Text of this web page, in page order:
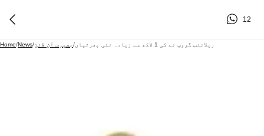
12
Home/News/بصیرت آن لائن/ ریلائنس گروپ نے کی 1 لاکھ سے زیادہ نئی بھرتیاں